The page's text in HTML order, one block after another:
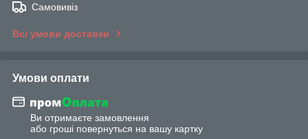
Самовивіз
Всі умови доставки
Умови оплати
Ви отримаєте замовлення
або гроші повернуться на вашу картку